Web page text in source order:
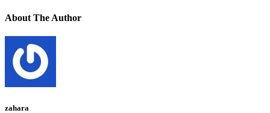
About The Author
zahara